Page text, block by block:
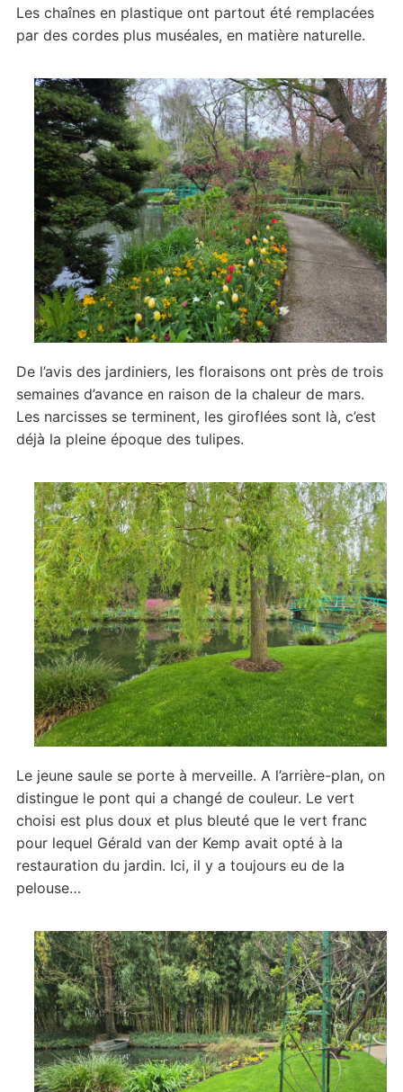
Les chaînes en plastique ont partout été remplacées
par des cordes plus muséales, en matière naturelle.
De l’avis des jardiniers, les floraisons ont près de trois
semaines d’avance en raison de la chaleur de mars.
Les narcisses se terminent, les giroflées sont là, c’est
déjà la pleine époque des tulipes.
Le jeune saule se porte à merveille. A l’arrière-plan, on
distingue le pont qui a changé de couleur. Le vert
choisi est plus doux et plus bleuté que le vert franc
pour lequel Gérald van der Kemp avait opté à la
restauration du jardin. Ici, il y a toujours eu de la
pelouse…